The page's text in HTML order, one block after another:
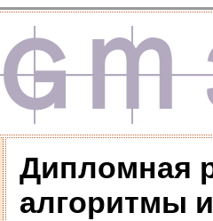
Дипломная
алгоритмы